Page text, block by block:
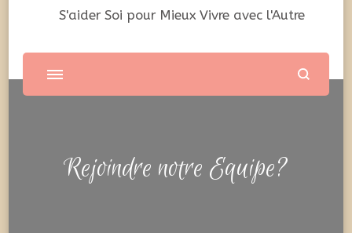
S'aider Soi pour Mieux Vivre avec l'Autre
Rejoindre notre Equipe?